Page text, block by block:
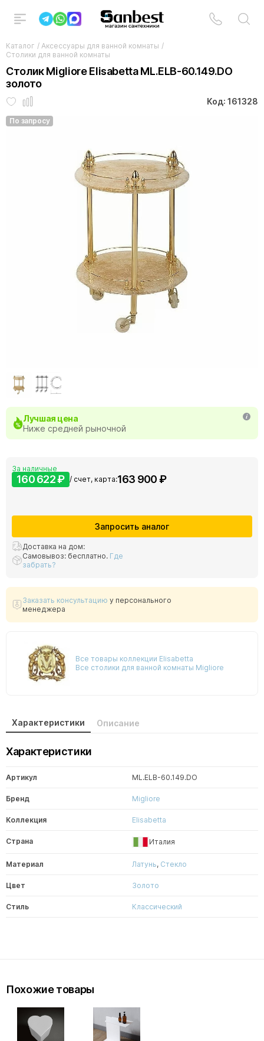
Каталог / Аксессуары для ванной комнаты /
Столики для ванной комнаты
Столик Migliore Elisabetta ML.ELB-60.149.DO
золото
Код: 161328
По запросу
Лучшая цена
Ниже средней рыночной
За наличные
160 622 ₽ / счет, карта:163 900 ₽
Запросить аналог
Доставка на дом:
Самовывоз: бесплатно. Где
забрать?
Заказать консультацию у персонального
менеджера
Все товары коллекции Elisabetta
Все столики для ванной комнаты Migliore
Характеристики Описание
Характеристики
Артикул ML.ELB-60.149.DO
Бренд Migliore
Коллекция Elisabetta
Страна Италия
Материал Латунь, Стекло
Цвет Золото
Стиль Классический
Похожие товары